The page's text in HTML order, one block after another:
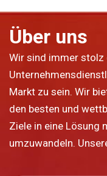
Über uns
Wir sind immer stolz
Markt zu sein. Wir
den besten und
Ziele in eine Lösung
umzuwandeln.